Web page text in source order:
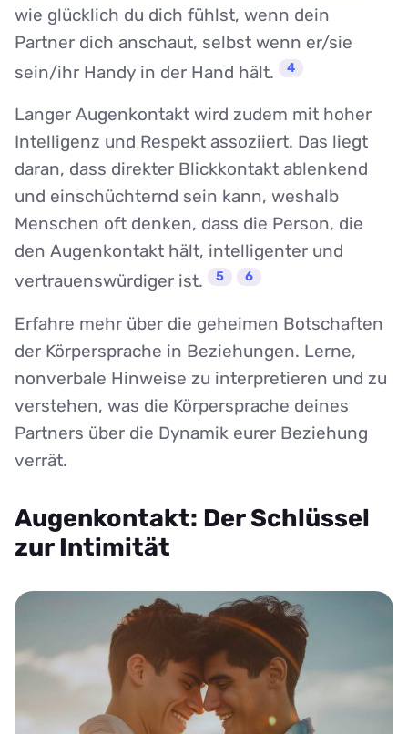
wie glücklich du dich fühlst, wenn dein
Partner dich anschaut, selbst wenn er/sie
sein/ihr Handy in der Hand hält.
4
Langer Augenkontakt wird zudem mit hoher
Intelligenz und Respekt assoziiert. Das liegt
daran, dass direkter Blickkontakt ablenkend
und einschüchternd sein kann, weshalb
Menschen oft denken, dass die Person, die
den Augenkontakt hält, intelligenter und
vertrauenswürdiger ist.
5 6
Erfahre mehr über die geheimen Botschaften
der Körpersprache in Beziehungen. Lerne,
nonverbale Hinweise zu interpretieren und zu
verstehen, was die Körpersprache deines
Partners über die Dynamik eurer Beziehung
verrät.
Augenkontakt: Der Schlüssel
zur Intimität